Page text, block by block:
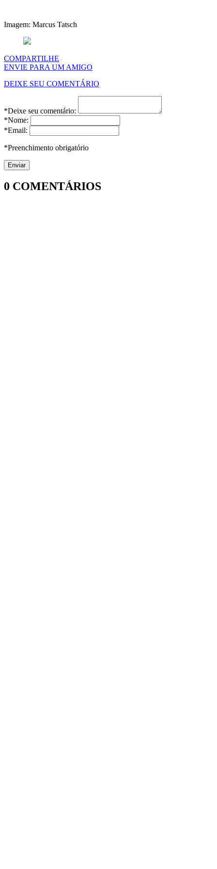
Imagem: Marcus Tatsch
COMPARTILHE
ENVIE PARA UM AMIGO
DEIXE SEU COMENTÁRIO
*Deixe seu comentário:
*Nome:
*Email:
*Preenchimento obrigatório
0 COMENTÁRIOS